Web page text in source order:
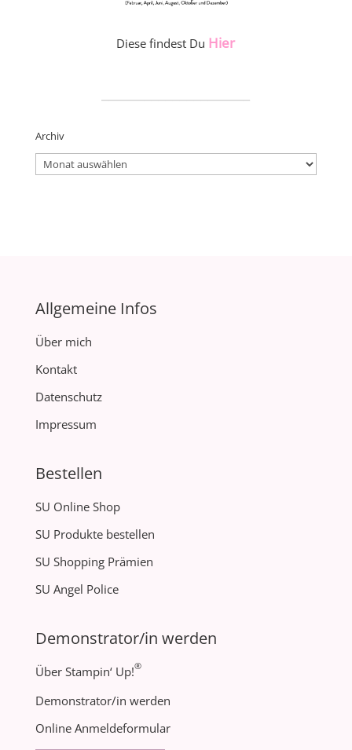
Diese findest Du Hier
Archiv
Archiv
Allgemeine Infos
Über mich
Kontakt
Datenschutz
Impressum
Bestellen
SU Online Shop
SU Produkte bestellen
SU Shopping Prämien
SU Angel Police
Demonstrator/in werden
Über Stampin‘ Up!®
Demonstrator/in werden
Online Anmeldeformular